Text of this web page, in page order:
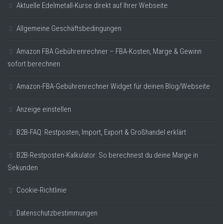
Aktuelle Edelmetall-Kurse direkt auf Ihrer Webseite
Allgemeine Geschäftsbedingungen
Amazon FBA Gebührenrechner – FBA-Kosten, Marge & Gewinn
sofort berechnen
Amazon-FBA-Gebührenrechner Widget für deinen Blog/Webseite
Anzeige einstellen
B2B-FAQ: Restposten, Import, Export & Großhandel erklärt
B2B-Restposten-Kalkulator: So berechnest du deine Marge in
Sekunden
Cookie-Richtlinie
Datenschutzbestimmungen